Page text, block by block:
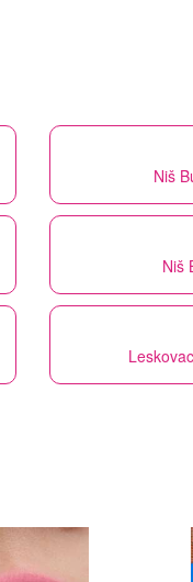
Niš
Niš